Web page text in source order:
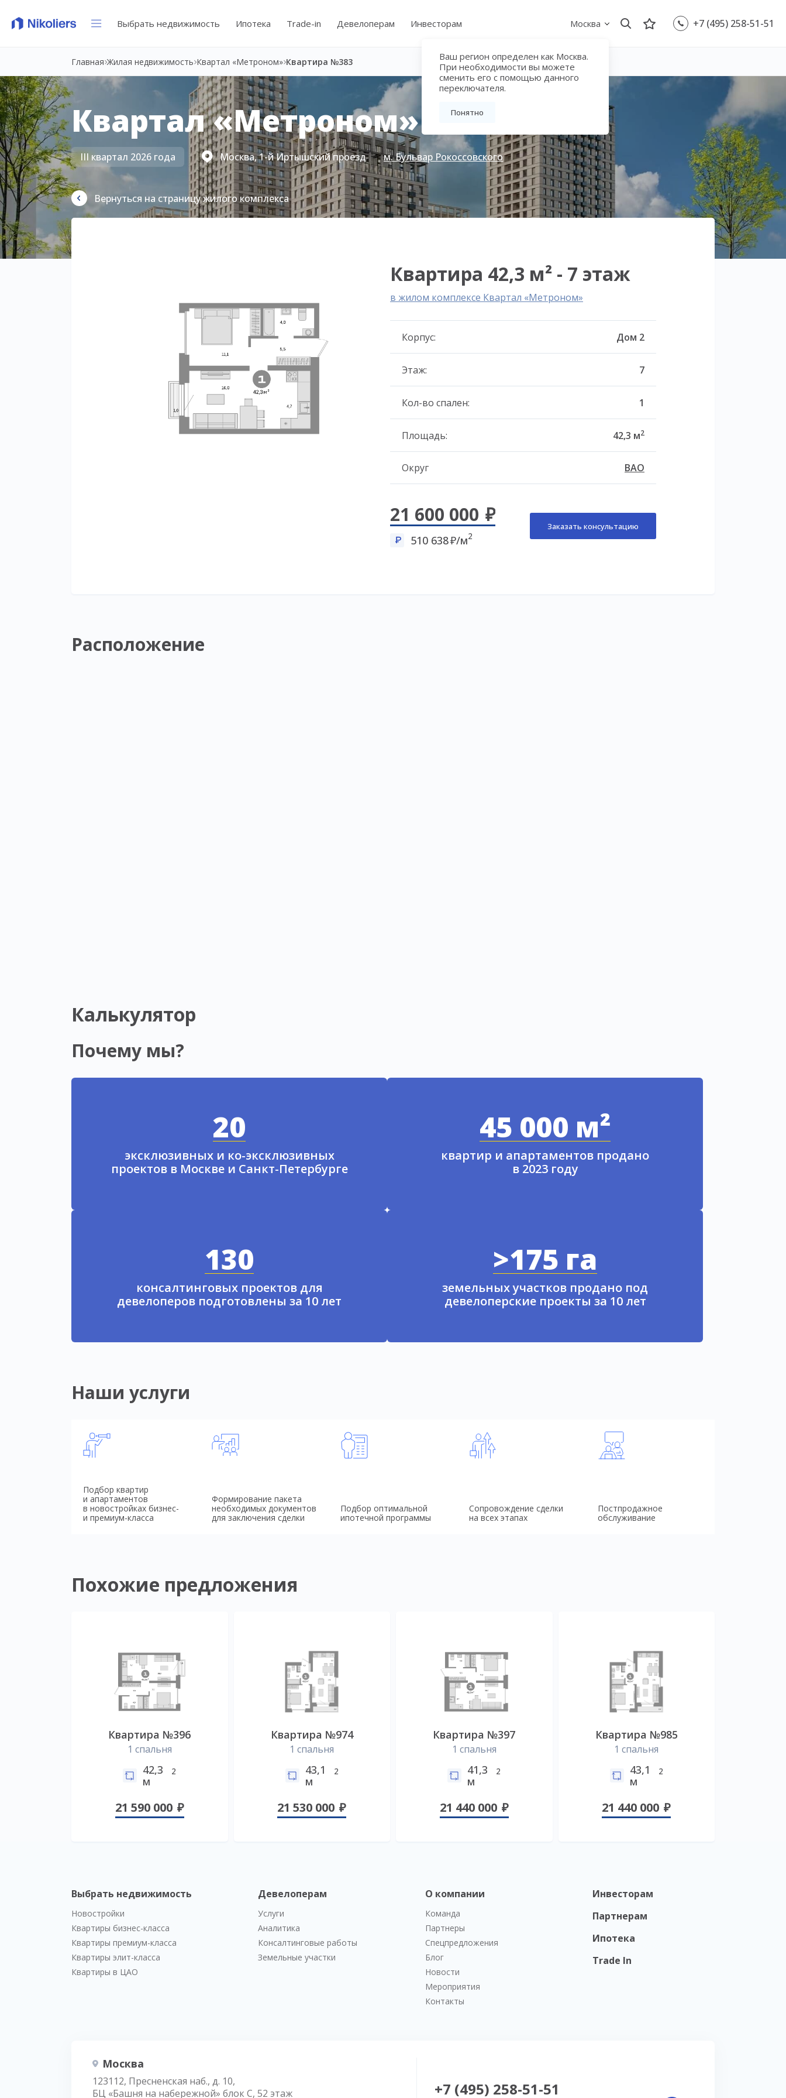
Выбрать недвижимость Ипотека Trade-in Девелоперам Инвесторам Москва
Ваш регион определен как Москва.
При необходимости вы можете
сменить его с помощью данного
переключателя.
Понятно
+7 (495) 258-51-51
Главная Жилая недвижимость Квартал «Метроном» Квартира №383
Квартал «Метроном»
III квартал 2026 года Москва, 1-й Иртышский проезд м. Бульвар Рокоссовского
Вернуться на страницу жилого комплекса
Квартира 42,3 м² - 7 этаж
в жилом комплексе Квартал «Метроном»
Корпус: Дом 2
Этаж: 7
Кол-во спален: 1
Площадь: 42,3 м2
Округ ВАО
21 600 000
510 638 /м2
Заказать консультацию
Расположение
Калькулятор
Почему мы?
20
эксклюзивных и ко-эксклюзивных
проектов в Москве и Санкт-Петербурге
45 000 м²
квартир и апартаментов продано
в 2023 году
130
консалтинговых проектов для
девелоперов подготовлены за 10 лет
>175 га
земельных участков продано под
девелоперские проекты за 10 лет
Наши услуги
Подбор квартир
и апартаментов
в новостройках бизнес-
и премиум-класса
Формирование пакета
необходимых документов
для заключения сделки
Подбор оптимальной
ипотечной программы
Сопровождение сделки
на всех этапах
Постпродажное
обслуживание
Похожие предложения
Квартира №396
1 спальня
42,3
м
2
21 590 000
Квартира №974
1 спальня
43,1
м
2
21 530 000
Квартира №397
1 спальня
41,3
м
2
21 440 000
Квартира №985
1 спальня
43,1
м
2
21 440 000
Выбрать недвижимость
Новостройки
Квартиры бизнес-класса
Квартиры премиум-класса
Квартиры элит-класса
Квартиры в ЦАО
Девелоперам
Услуги
Аналитика
Консалтинговые работы
Земельные участки
О компании
Команда
Партнеры
Спецпредложения
Блог
Новости
Мероприятия
Контакты
Инвесторам
Партнерам
Ипотека
Trade In
Москва
123112, Пресненская наб., д. 10,
БЦ «Башня на набережной» блок С, 52 этаж
+7 (495) 258-51-51